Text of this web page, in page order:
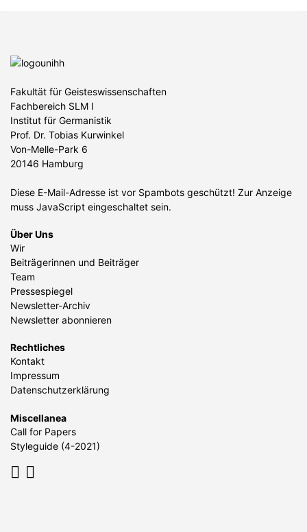
Fakultät für Geisteswissenschaften
Fachbereich SLM I
Institut für Germanistik
Prof. Dr. Tobias Kurwinkel
Von-Melle-Park 6
20146 Hamburg
Diese E-Mail-Adresse ist vor Spambots geschützt! Zur Anzeige
muss JavaScript eingeschaltet sein.
Über Uns
Wir
Beiträgerinnen und Beiträger
Team
Pressespiegel
Newsletter-Archiv
Newsletter abonnieren
Rechtliches
Kontakt
Impressum
Datenschutzerklärung
Miscellanea
Call for Papers
Styleguide (4-2021)